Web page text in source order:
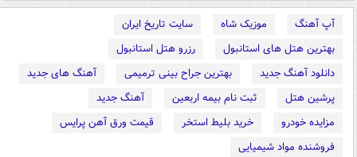
آپ آهنگ موزیک شاه
سایت تاریخ ایران
بهترین هتل های استانبول
رزرو هتل استانبول
دانلود آهنگ جدید
بهترین جراح بینی ترمیمی
آهنگ های جدید
پرشین هتل
ثبت نام بیمه اربعین
آهنگ جدید
مزایده خودرو
خرید بلیط استخر
قیمت ورق آهن پرایس
فروشنده مواد شیمیایی